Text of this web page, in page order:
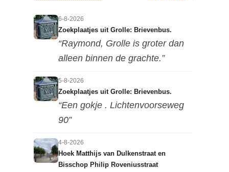
6-8-2026
Zoekplaatjes uit Grolle: Brievenbus.
“Raymond, Grolle is groter dan
alleen binnen de grachte.”
5-8-2026
Zoekplaatjes uit Grolle: Brievenbus.
“Een gokje . Lichtenvoorseweg
90”
4-8-2026
Hoek Matthijs van Dulkenstraat en
Bisschop Philip Roveniusstraat